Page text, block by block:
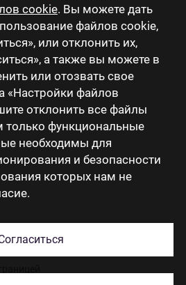
cookie. Вы можете дать
файлов cookie,
или отклонить их,
а также вы можете в
или отозвать свое
«Настройки файлов
отклонить все файлы
функциональные
необходимы для
и безопасности
которых нам не